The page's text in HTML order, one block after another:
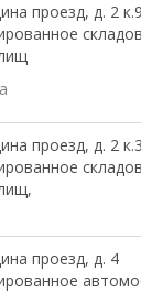
проезд, д. 2 к.9
проезд, д. 2 к.3
проезд, д. 4